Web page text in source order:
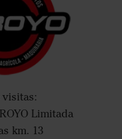
Limitada
km. 13